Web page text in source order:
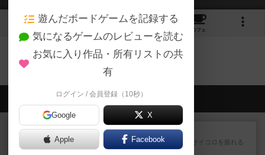
2 3
カフェ
プレザージュのトップに戻る
会員の新しい投稿
レビュー 街コロ通
街コロとの違いは初めから二つサイコロを振れる
など、少しの違いはあるけれ...
遊んだボードゲームを記録する
気になるゲームのレビューを読む
お気に入り作品・所有リストの共
有
ログイン / 会員登録（10秒）
Google X
Apple Facebook